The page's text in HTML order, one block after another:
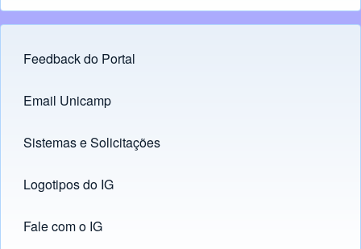
Footer menu
Feedback do Portal
Links
Email Unicamp
(opens in new tab)
Sistemas e Solicitações
(opens in new tab)
Logotipos do IG
(opens in new tab)
Fale com o IG